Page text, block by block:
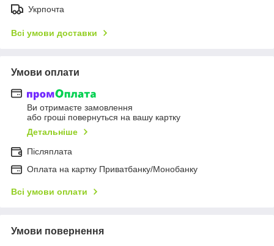
Укрпочта
Всі умови доставки
Умови оплати
Ви отримаєте замовлення
або гроші повернуться на вашу картку
Детальніше
Післяплата
Оплата на картку Приватбанку/Монобанку
Всі умови оплати
Умови повернення